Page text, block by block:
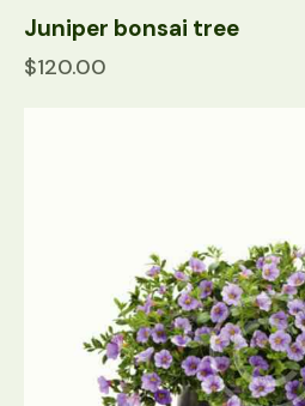
Juniper bonsai tree
$120.00